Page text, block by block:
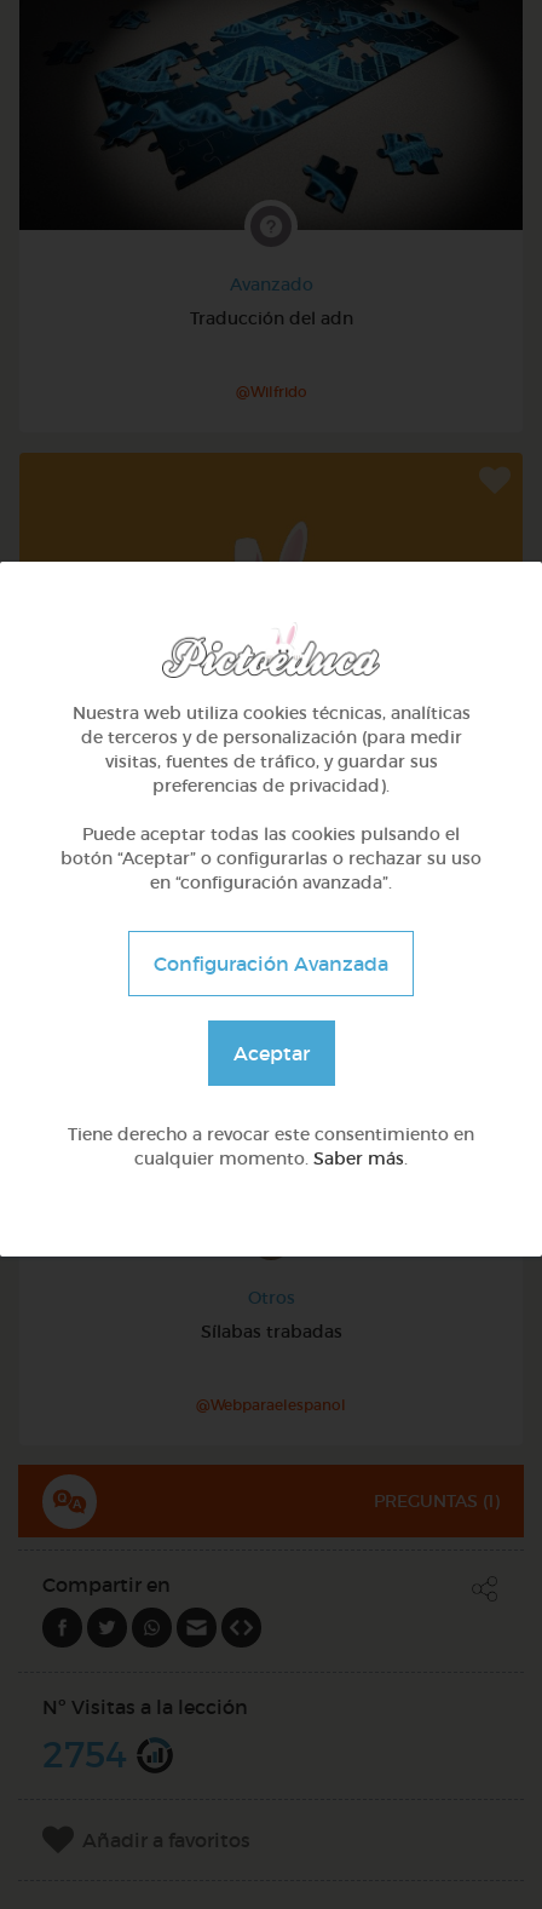
Avanzado
Traducción del adn
@Wilfrido
Avanzado
Preparación de pedidos
@24270837H
Otros
Sílabas trabadas
@Webparaelespanol
PREGUNTAS (1)
Compartir en
Nº Visitas a la lección
2754
Añadir a favoritos
Nuestra web utiliza cookies técnicas, analíticas
de terceros y de personalización (para medir
visitas, fuentes de tráfico, y guardar sus
preferencias de privacidad).
Puede aceptar todas las cookies pulsando el
botón “Aceptar” o configurarlas o rechazar su uso
en “configuración avanzada”.
Configuración Avanzada
Aceptar
Tiene derecho a revocar este consentimiento en
cualquier momento. Saber más.